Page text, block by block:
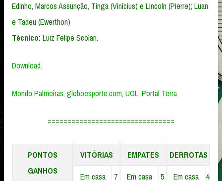
Edinho, Marcos Assunção, Tinga (Vinícius) e Lincoln (Pierre); Luan
e Tadeu (Ewerthon)
Técnico: Luiz Felipe Scolari.
Download.
Mondo Palmeiras, globoesporte.com, UOL, Portal Terra
================================
PONTOS
GANHOS
VITÓRIAS
Em casa
7
EMPATES
Em casa
5
DERROTAS
Em casa
4